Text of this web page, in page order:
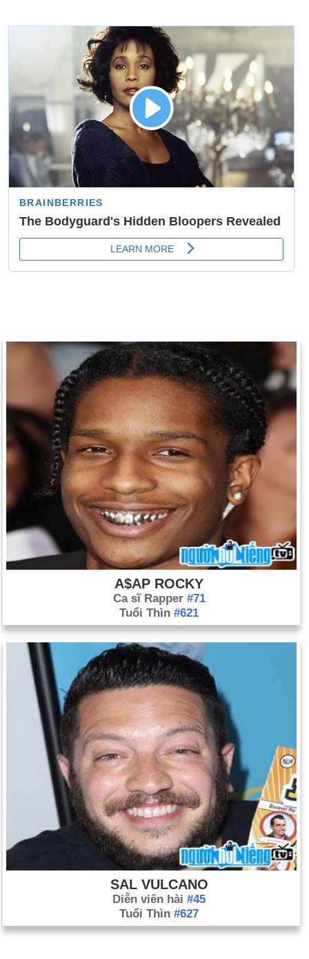
A$AP ROCKY
Ca sĩ Rapper #71
Tuổi Thìn #621
SAL VULCANO
Diễn viên hài #45
Tuổi Thìn #627